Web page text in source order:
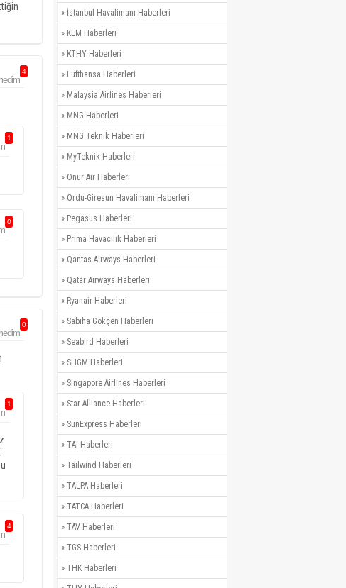
4
1
0
0
1
4
» İstanbul Havalimanı Haberleri
» KLM Haberleri
» KTHY Haberleri
» Lufthansa Haberleri
» Malaysia Airlines Haberleri
» MNG Haberleri
» MNG Teknik Haberleri
» MyTeknik Haberleri
» Onur Air Haberleri
» Ordu-Giresun Havalimanı Haberleri
» Pegasus Haberleri
» Prima Havacılık Haberleri
» Qantas Airways Haberleri
» Qatar Airways Haberleri
» Ryanair Haberleri
» Sabiha Gökçen Haberleri
» Seabird Haberleri
» SHGM Haberleri
» Singapore Airlines Haberleri
» Star Alliance Haberleri
» SunExpress Haberleri
» TAI Haberleri
» Tailwind Haberleri
» TALPA Haberleri
» TATCA Haberleri
» TAV Haberleri
» TGS Haberleri
» THK Haberleri